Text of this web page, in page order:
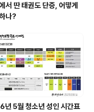
서 딴 태권도 단증, 어떻게
나?
5월 청소년 성인 시간표